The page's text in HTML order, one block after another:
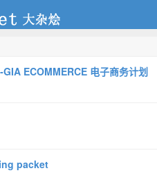
ECOMMERCE 电子商务计划
packet